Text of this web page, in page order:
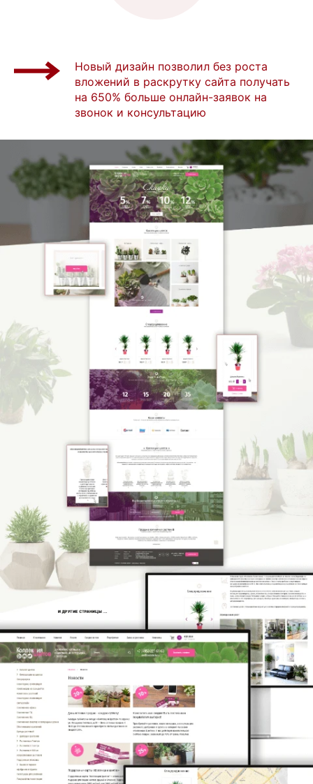
Новый дизайн позволил без роста
вложений в раскрутку сайта получать
на 650% больше онлайн-заявок на
звонок и консультацию